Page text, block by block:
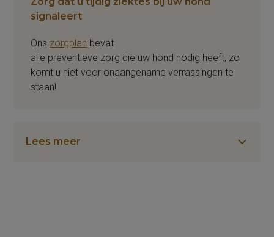
signaleert
Ons zorgplan bevat
alle preventieve zorg die uw hond nodig heeft, zo
komt u niet voor onaangename verrassingen te
staan!
Lees meer